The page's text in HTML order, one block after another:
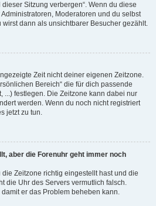
Sitzung verbergen“. Wenn du diese
Moderatoren und du selbst
dann als unsichtbarer Besucher gezählt.
Zeit nicht deiner eigenen Zeitzone.
Bereich“ die für dich passende
...) festlegen. Die Zeitzone kann dabei nur
werden. Wenn du noch nicht registriert
jetzt zu tun.
aber die Forenuhr geht immer noch
Zeitzone richtig eingestellt hast und die
die Uhr des Servers vermutlich falsch.
er das Problem beheben kann.